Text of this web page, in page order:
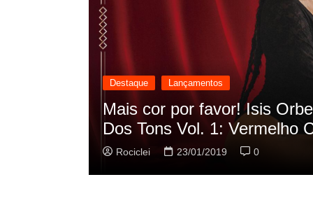
Destaque Lançamentos
Rashid vai buscar nos HQs
sua nova música
Rociclei 22/01/2019 0